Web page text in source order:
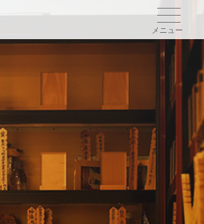
メニュー